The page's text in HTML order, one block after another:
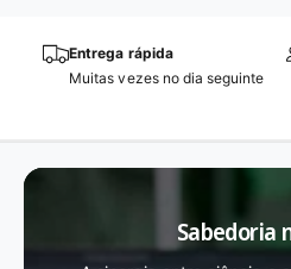
Entrega rápida
Muitas vezes no dia seguinte
Sabedoria